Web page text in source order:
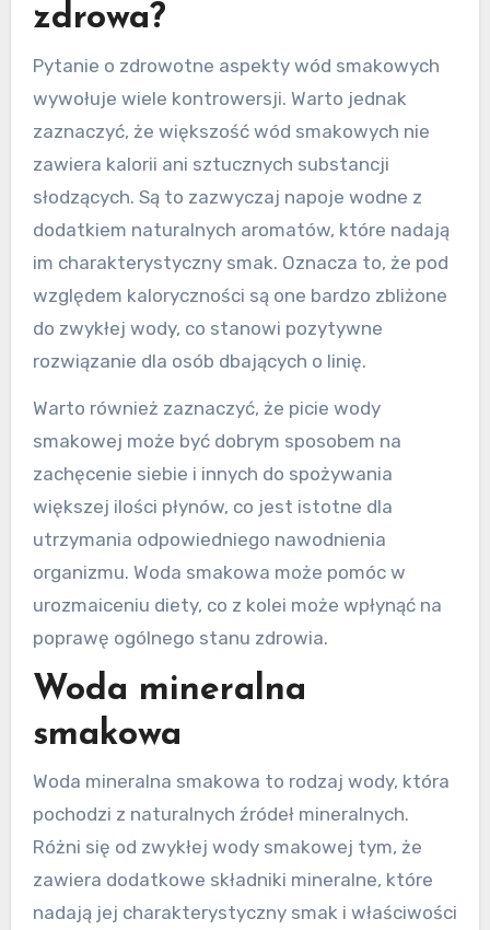
zdrowa?
Pytanie o zdrowotne aspekty wód smakowych
wywołuje wiele kontrowersji. Warto jednak
zaznaczyć, że większość wód smakowych nie
zawiera kalorii ani sztucznych substancji
słodzących. Są to zazwyczaj napoje wodne z
dodatkiem naturalnych aromatów, które nadają
im charakterystyczny smak. Oznacza to, że pod
względem kaloryczności są one bardzo zbliżone
do zwykłej wody, co stanowi pozytywne
rozwiązanie dla osób dbających o linię.
Warto również zaznaczyć, że picie wody
smakowej może być dobrym sposobem na
zachęcenie siebie i innych do spożywania
większej ilości płynów, co jest istotne dla
utrzymania odpowiedniego nawodnienia
organizmu. Woda smakowa może pomóc w
urozmaiceniu diety, co z kolei może wpłynąć na
poprawę ogólnego stanu zdrowia.
Woda mineralna
smakowa
Woda mineralna smakowa to rodzaj wody, która
pochodzi z naturalnych źródeł mineralnych.
Różni się od zwykłej wody smakowej tym, że
zawiera dodatkowe składniki mineralne, które
nadają jej charakterystyczny smak i właściwości